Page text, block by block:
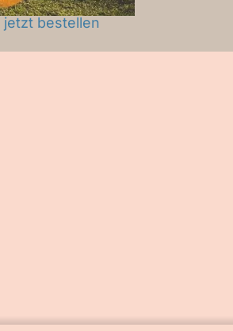
jetzt bestellen